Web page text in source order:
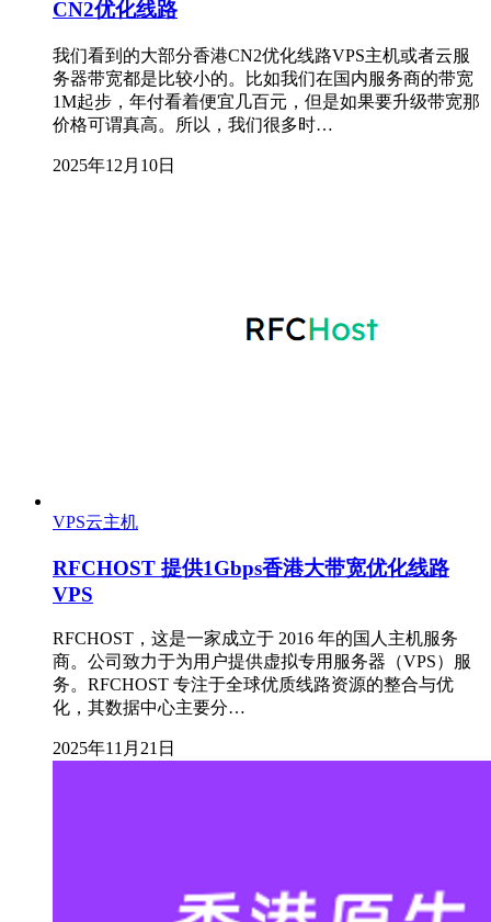
CN2优化线路
我们看到的大部分香港CN2优化线路VPS主机或者云服
务器带宽都是比较小的。比如我们在国内服务商的带宽
1M起步，年付看着便宜几百元，但是如果要升级带宽那
价格可谓真高。所以，我们很多时…
2025年12月10日
VPS云主机
RFCHOST 提供1Gbps香港大带宽优化线路
VPS
RFCHOST，这是一家成立于 2016 年的国人主机服务
商。公司致力于为用户提供虚拟专用服务器（VPS）服
务。RFCHOST 专注于全球优质线路资源的整合与优
化，其数据中心主要分…
2025年11月21日